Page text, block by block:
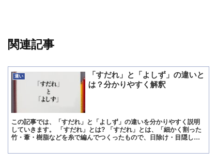
関連記事
違い
「すだれ」と「よしず」の違いと
は？分かりやすく解釈
この記事では、「すだれ」と「よしず」の違いを分かりやすく説明
していきます。 「すだれ」とは? 「すだれ」とは、「細かく割った
竹・葦・樹脂などを糸で編んでつくったもので、日除け・目隠し・